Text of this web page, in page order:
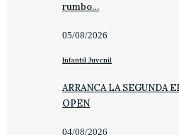
rumbo…
05/08/2026
Infantil Juvenil
ARRANCA LA SEGUNDA
OPEN
04/08/2026